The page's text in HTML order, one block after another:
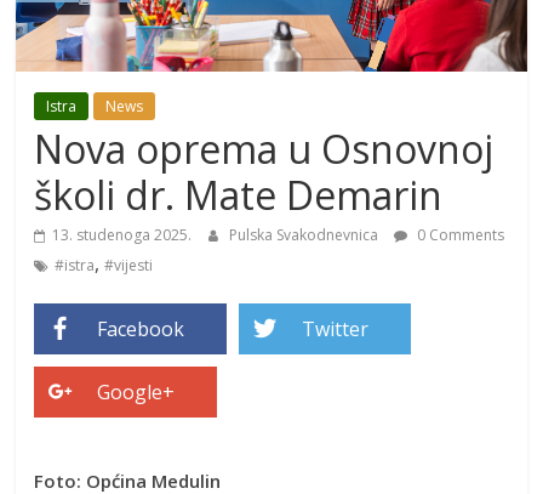
Istra News
Nova oprema u Osnovnoj
školi dr. Mate Demarin
13. studenoga 2025. Pulska Svakodnevnica
0 Comments
#istra,#vijesti
Facebook Twitter
Google+
Foto: Općina Medulin